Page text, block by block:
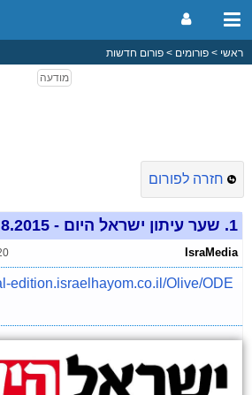
ראשי פורומים פורום חדשות
חזרה לפורום
1. שער עיתון ישראל היום - 19.8.2015
IsraMedia
edition.israelhayom.co.il/Olive/ODE...